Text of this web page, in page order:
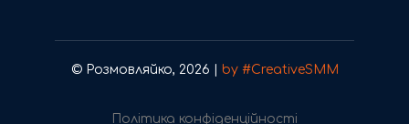
© Розмовляйко, 2026 | by #CreativeSMM
Політика конфіденційності